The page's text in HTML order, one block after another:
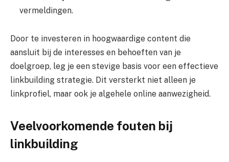
vermeldingen.
Door te investeren in hoogwaardige content die
aansluit bij de interesses en behoeften van je
doelgroep, leg je een stevige basis voor een effectieve
linkbuilding strategie. Dit versterkt niet alleen je
linkprofiel, maar ook je algehele online aanwezigheid.
Veelvoorkomende fouten bij
linkbuilding